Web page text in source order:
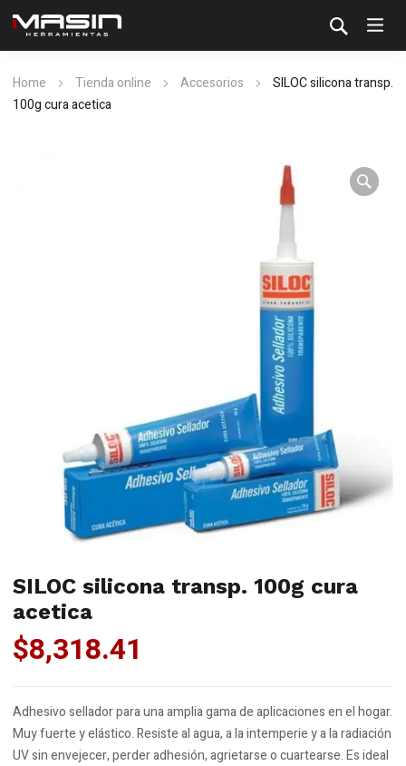
Home Tienda online Accesorios
SILOC silicona transp.
100g cura acetica
SILOC silicona transp. 100g cura
acetica
$8,318.41
Adhesivo sellador para una amplia gama de aplicaciones en el hogar.
Muy fuerte y elástico. Resiste al agua, a la intemperie y a la radiación
UV sin envejecer, perder adhesión, agrietarse o cuartearse. Es ideal